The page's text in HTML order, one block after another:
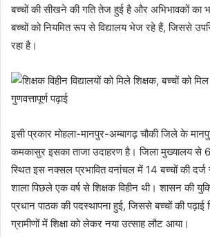
बच्चों की सीखने की गति तेज हुई है और अभिभावकों का
बच्चों को नियमित रूप से विद्यालय भेज रहे हैं, जिससे
रहा है।
इसी प्रकार मोहला-मानपुर-अम्बागढ़ चौकी जिले के
कमकासुर इसका ताजा उदाहरण है। जिला मुख्यालय से
स्थित इस नक्सल प्रभावित वनांचल में 14 बच्चों की दर्ज
शाला पिछले एक वर्ष से शिक्षक विहीन थी। शासन की
प्रधान पाठक की पदस्थापना हुई, जिससे बच्चों की
ग्रामीणों में शिक्षा को लेकर नया उत्साह लौट आया।